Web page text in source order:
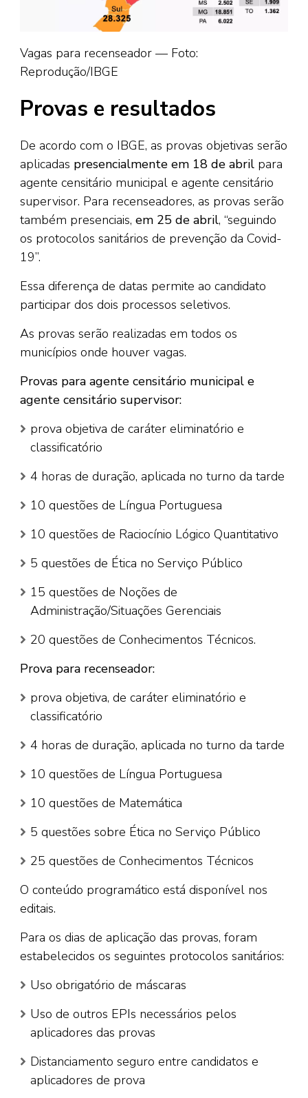
Vagas para recenseador — Foto:
Reprodução/IBGE
Provas e resultados
De acordo com o IBGE, as provas objetivas serão
aplicadas presencialmente em 18 de abril para
agente censitário municipal e agente censitário
supervisor. Para recenseadores, as provas serão
também presenciais, em 25 de abril, “seguindo
os protocolos sanitários de prevenção da Covid-
19”.
Essa diferença de datas permite ao candidato
participar dos dois processos seletivos.
As provas serão realizadas em todos os
municípios onde houver vagas.
Provas para agente censitário municipal e
agente censitário supervisor:
prova objetiva de caráter eliminatório e
classificatório
4 horas de duração, aplicada no turno da tarde
10 questões de Língua Portuguesa
10 questões de Raciocínio Lógico Quantitativo
5 questões de Ética no Serviço Público
15 questões de Noções de
Administração/Situações Gerenciais
20 questões de Conhecimentos Técnicos.
Prova para recenseador:
prova objetiva, de caráter eliminatório e
classificatório
4 horas de duração, aplicada no turno da tarde
10 questões de Língua Portuguesa
10 questões de Matemática
5 questões sobre Ética no Serviço Público
25 questões de Conhecimentos Técnicos
O conteúdo programático está disponível nos
editais.
Para os dias de aplicação das provas, foram
estabelecidos os seguintes protocolos sanitários:
Uso obrigatório de máscaras
Uso de outros EPIs necessários pelos
aplicadores das provas
Distanciamento seguro entre candidatos e
aplicadores de prova